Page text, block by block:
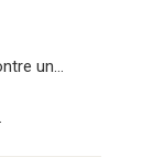
un…